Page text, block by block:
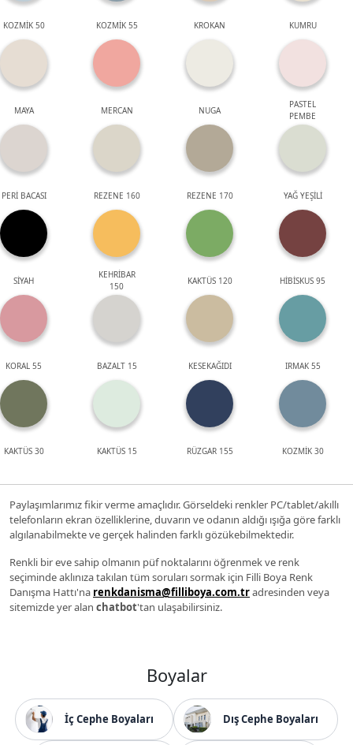
KOZMİK 50 KOZMİK 55 KROKAN KUMRU
MAYA MERCAN NUGA
PASTEL
PEMBE
PERİ BACASI REZENE 160 REZENE 170 YAĞ YEŞİLİ
SİYAH
KEHRİBAR
150
KAKTÜS 120 HİBİSKUS 95
KORAL 55 BAZALT 15 KESEKAĞIDI IRMAK 55
KAKTÜS 30 KAKTÜS 15 RÜZGAR 155 KOZMİK 30
Paylaşımlarımız fikir verme amaçlıdır. Görseldeki renkler PC/tablet/akıllı
telefonların ekran özelliklerine, duvarın ve odanın aldığı ışığa göre farklı
algılanabilmekte ve gerçek halinden farklı gözükebilmektedir.
Renkli bir eve sahip olmanın püf noktalarını öğrenmek ve renk
seçiminde aklınıza takılan tüm soruları sormak için Filli Boya Renk
Danışma Hattı'na renkdanisma@filliboya.com.tradresinden veya
sitemizde yer alan chatbot'tan ulaşabilirsiniz.
Boyalar
İç Cephe Boyaları Dış Cephe Boyaları